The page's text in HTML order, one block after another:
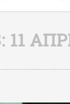
11